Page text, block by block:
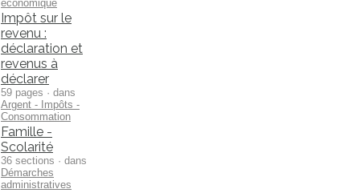
économique
Impôt sur le
revenu :
déclaration et
revenus à
déclarer
59 pages · dans
Argent - Impôts -
Consommation
Famille -
Scolarité
36 sections · dans
Démarches
administratives